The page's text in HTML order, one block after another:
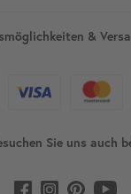
&
Sie uns auch